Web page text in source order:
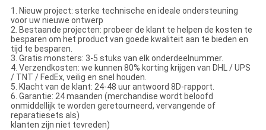
1. Nieuw project: sterke technische en ideale ondersteuning
voor uw nieuwe ontwerp
2. Bestaande projecten: probeer de klant te helpen de kosten te
besparen om het product van goede kwaliteit aan te bieden en
tijd te besparen.
3. Gratis monsters: 3-5 stuks van elk onderdeelnummer.
4. Verzendkosten: we kunnen 80% korting krijgen van DHL / UPS
/ TNT / FedEx, veilig en snel houden.
5. Klacht van de klant: 24-48 uur antwoord 8D-rapport.
6. Garantie: 24 maanden (merchandise wordt beloofd
onmiddellijk te worden geretourneerd, vervangende of
reparatiesets als)
klanten zijn niet tevreden)